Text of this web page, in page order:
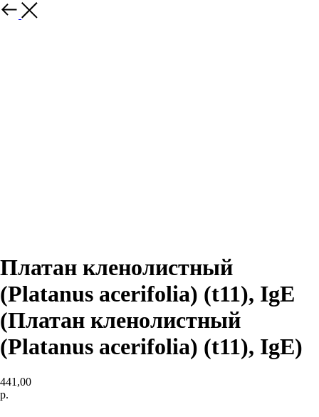
Платан кленолистный
(Platanus acerifolia) (t11), IgE
(Платан кленолистный
(Platanus acerifolia) (t11), IgE)
441,00
р.